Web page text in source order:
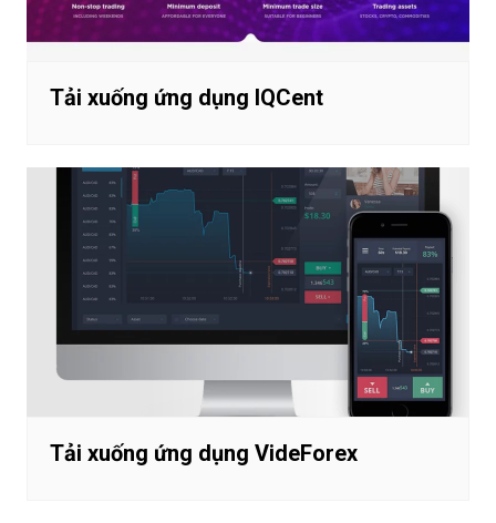
Tải xuống ứng dụng IQCent
Tải xuống ứng dụng VideForex